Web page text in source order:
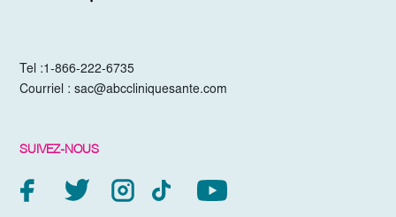
Tel :1-866-222-6735
Courriel :sac@abccliniquesante.com
SUIVEZ-NOUS